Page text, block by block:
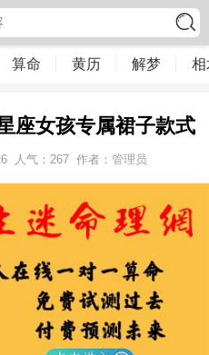
算命 黄历 解梦 相
座女孩专属裙子款式
人气： 267 作者：管理员